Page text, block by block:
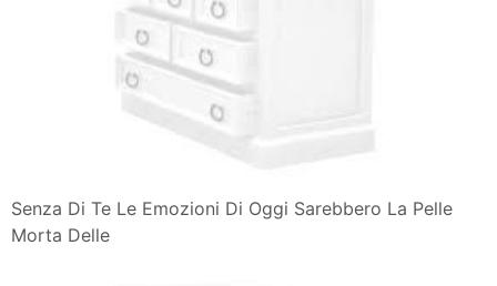
Senza Di Te Le Emozioni Di Oggi Sarebbero La Pelle
Morta Delle